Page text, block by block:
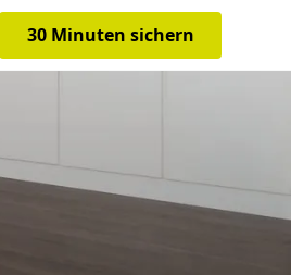
30 Minuten sichern